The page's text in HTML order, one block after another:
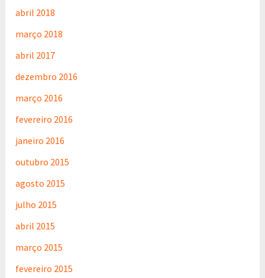
abril 2018
março 2018
abril 2017
dezembro 2016
março 2016
fevereiro 2016
janeiro 2016
outubro 2015
agosto 2015
julho 2015
abril 2015
março 2015
fevereiro 2015